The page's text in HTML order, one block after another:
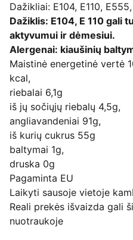
Dažikliai: E104, E110,
Dažiklis: E104, E 110 gali
aktyvumui ir dėmesiui.
Alergenai: kiaušinių
Maistinė energetinė vertė
kcal,
riebalai 6,1g
iš jų sočiųjų riebalų 4,5g,
angliavandeniai 91g,
iš kurių cukrus 55g
baltymai 1g,
druska 0g
Pagaminta EU
Laikyti sausoje vietoje
Reali prekės išvaizda gali
nuotraukoje